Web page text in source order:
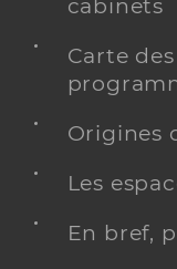
cabinets
Carte
Origines
Les
En bref,